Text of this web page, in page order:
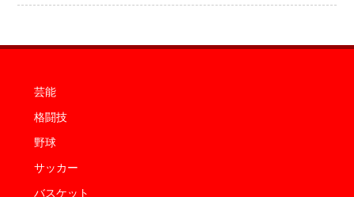
芸能
格闘技
野球
サッカー
バスケット